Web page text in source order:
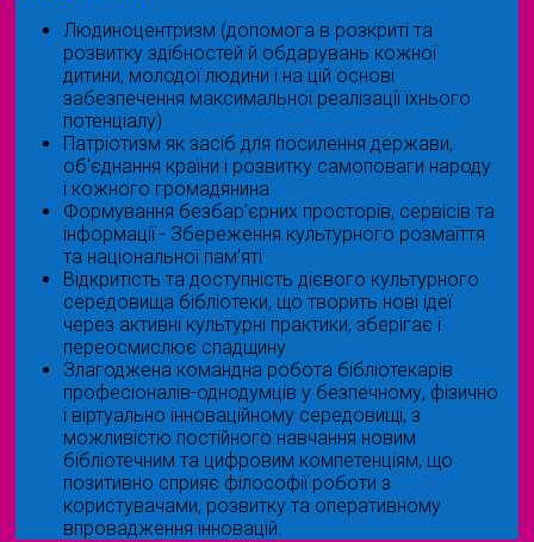
Людиноцентризм (допомога в розкриті та
розвитку здібностей й обдарувань кожної
дитини, молодої людини і на цій основі
забезпечення максимальної реалізації їхнього
потенціалу)
Патріотизм як засіб для посилення держави,
об'єднання країни і розвитку самоповаги народу
і кожного громадянина
Формування безбар’єрних просторів, сервісів та
інформації - Збереження культурного розмаїття
та національної пам’яті
Відкритість та доступність дієвого культурного
середовища бібліотеки, що творить нові ідеї
через активні культурні практики, зберігає і
переосмислює спадщину
Злагоджена командна робота бібліотекарів
професіоналів-однодумців у безпечному, фізично
і віртуально інноваційному середовищі, з
можливістю постійного навчання новим
бібліотечним та цифровим компетенціям, що
позитивно сприяє філософії роботи з
користувачами, розвитку та оперативному
впровадження інновацій.